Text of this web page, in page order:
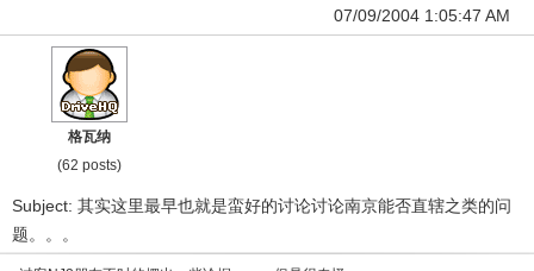
07/09/2004 1:05:47 AM
格瓦纳
(62 posts)
Subject: 其实这里最早也就是蛮好的讨论讨论南京能否直辖之类的问
题。。。